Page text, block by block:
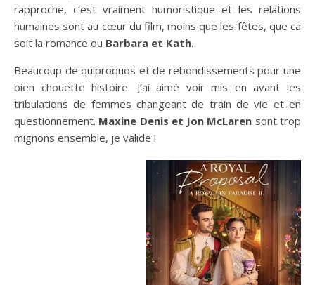
rapproche, c’est vraiment humoristique et les relations
humaines sont au cœur du film, moins que les fêtes, que ca
soit la romance ou Barbara et Kath.
Beaucoup de quiproquos et de rebondissements pour une
bien chouette histoire. J’ai aimé voir mis en avant les
tribulations de femmes changeant de train de vie et en
questionnement. Maxine Denis et Jon McLaren sont trop
mignons ensemble, je valide !